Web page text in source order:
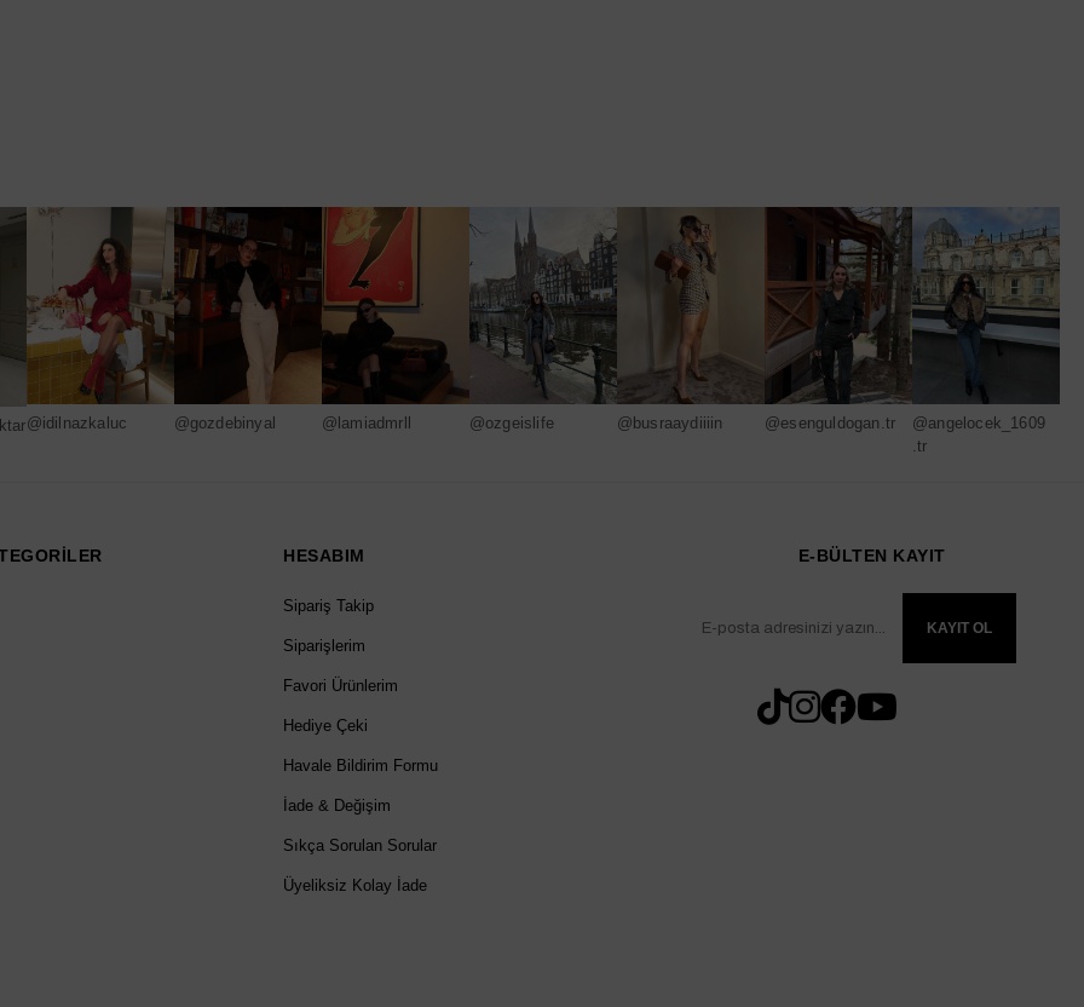
@idilnazkaluc @gozdebinyal @lamiadmrll @ozgeislife @busraaydiiiin @esenguldogan.tr
@angelocek_1609
.tr
HESABIM
Sipariş Takip
Siparişlerim
Favori Ürünlerim
Hediye Çeki
Havale Bildirim Formu
İade & Değişim
Sıkça Sorulan Sorular
Üyeliksiz Kolay İade
E-BÜLTEN KAYIT
KAYIT OL